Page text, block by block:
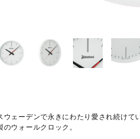
ウェーデンで永きにわたり愛され続け
のウォールクロック。